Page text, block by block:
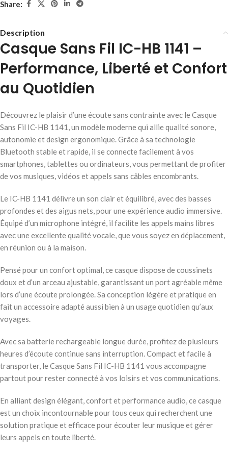
Share:
Description
Casque Sans Fil IC-HB 1141 –
Performance, Liberté et Confort
au Quotidien
Découvrez le plaisir d’une écoute sans contrainte avec le Casque
Sans Fil IC-HB 1141, un modèle moderne qui allie qualité sonore,
autonomie et design ergonomique. Grâce à sa technologie
Bluetooth stable et rapide, il se connecte facilement à vos
smartphones, tablettes ou ordinateurs, vous permettant de profiter
de vos musiques, vidéos et appels sans câbles encombrants.
Le IC-HB 1141 délivre un son clair et équilibré, avec des basses
profondes et des aigus nets, pour une expérience audio immersive.
Équipé d’un microphone intégré, il facilite les appels mains libres
avec une excellente qualité vocale, que vous soyez en déplacement,
en réunion ou à la maison.
Pensé pour un confort optimal, ce casque dispose de coussinets
doux et d’un arceau ajustable, garantissant un port agréable même
lors d’une écoute prolongée. Sa conception légère et pratique en
fait un accessoire adapté aussi bien à un usage quotidien qu’aux
voyages.
Avec sa batterie rechargeable longue durée, profitez de plusieurs
heures d’écoute continue sans interruption. Compact et facile à
transporter, le Casque Sans Fil IC-HB 1141 vous accompagne
partout pour rester connecté à vos loisirs et vos communications.
En alliant design élégant, confort et performance audio, ce casque
est un choix incontournable pour tous ceux qui recherchent une
solution pratique et efficace pour écouter leur musique et gérer
leurs appels en toute liberté.